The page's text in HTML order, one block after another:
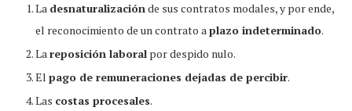
La desnaturalizaciónde sus contratos modales, y por ende,
el reconocimiento de un contrato aplazo indeterminado.
Lareposición laboral por despido nulo.
El pago de remuneraciones dejadas de percibir.
Las costas procesales.